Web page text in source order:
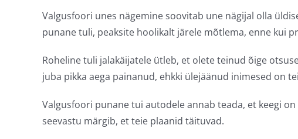
Valgusfoori unes nägemine soovitab une nägijal olla
punane tuli, peaksite hoolikalt järele mõtlema, enne kui
Roheline tuli jalakäijatele ütleb, et olete teinud õige
juba pikka aega painanud, ehkki ülejäänud inimesed on
Valgusfoori punane tui autodele annab teada, et keegi
seevastu märgib, et teie plaanid täituvad.